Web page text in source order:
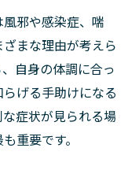
邪や感染症、喘
まな理由が考えら
自身の体調に合っ
げる手助けになる
症状が見られる場
重要です。